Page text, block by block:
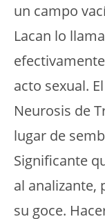
un campo
Lacan lo
acto sexual.
Neurosis de
lugar de
Significante
al analizante,
su goce.